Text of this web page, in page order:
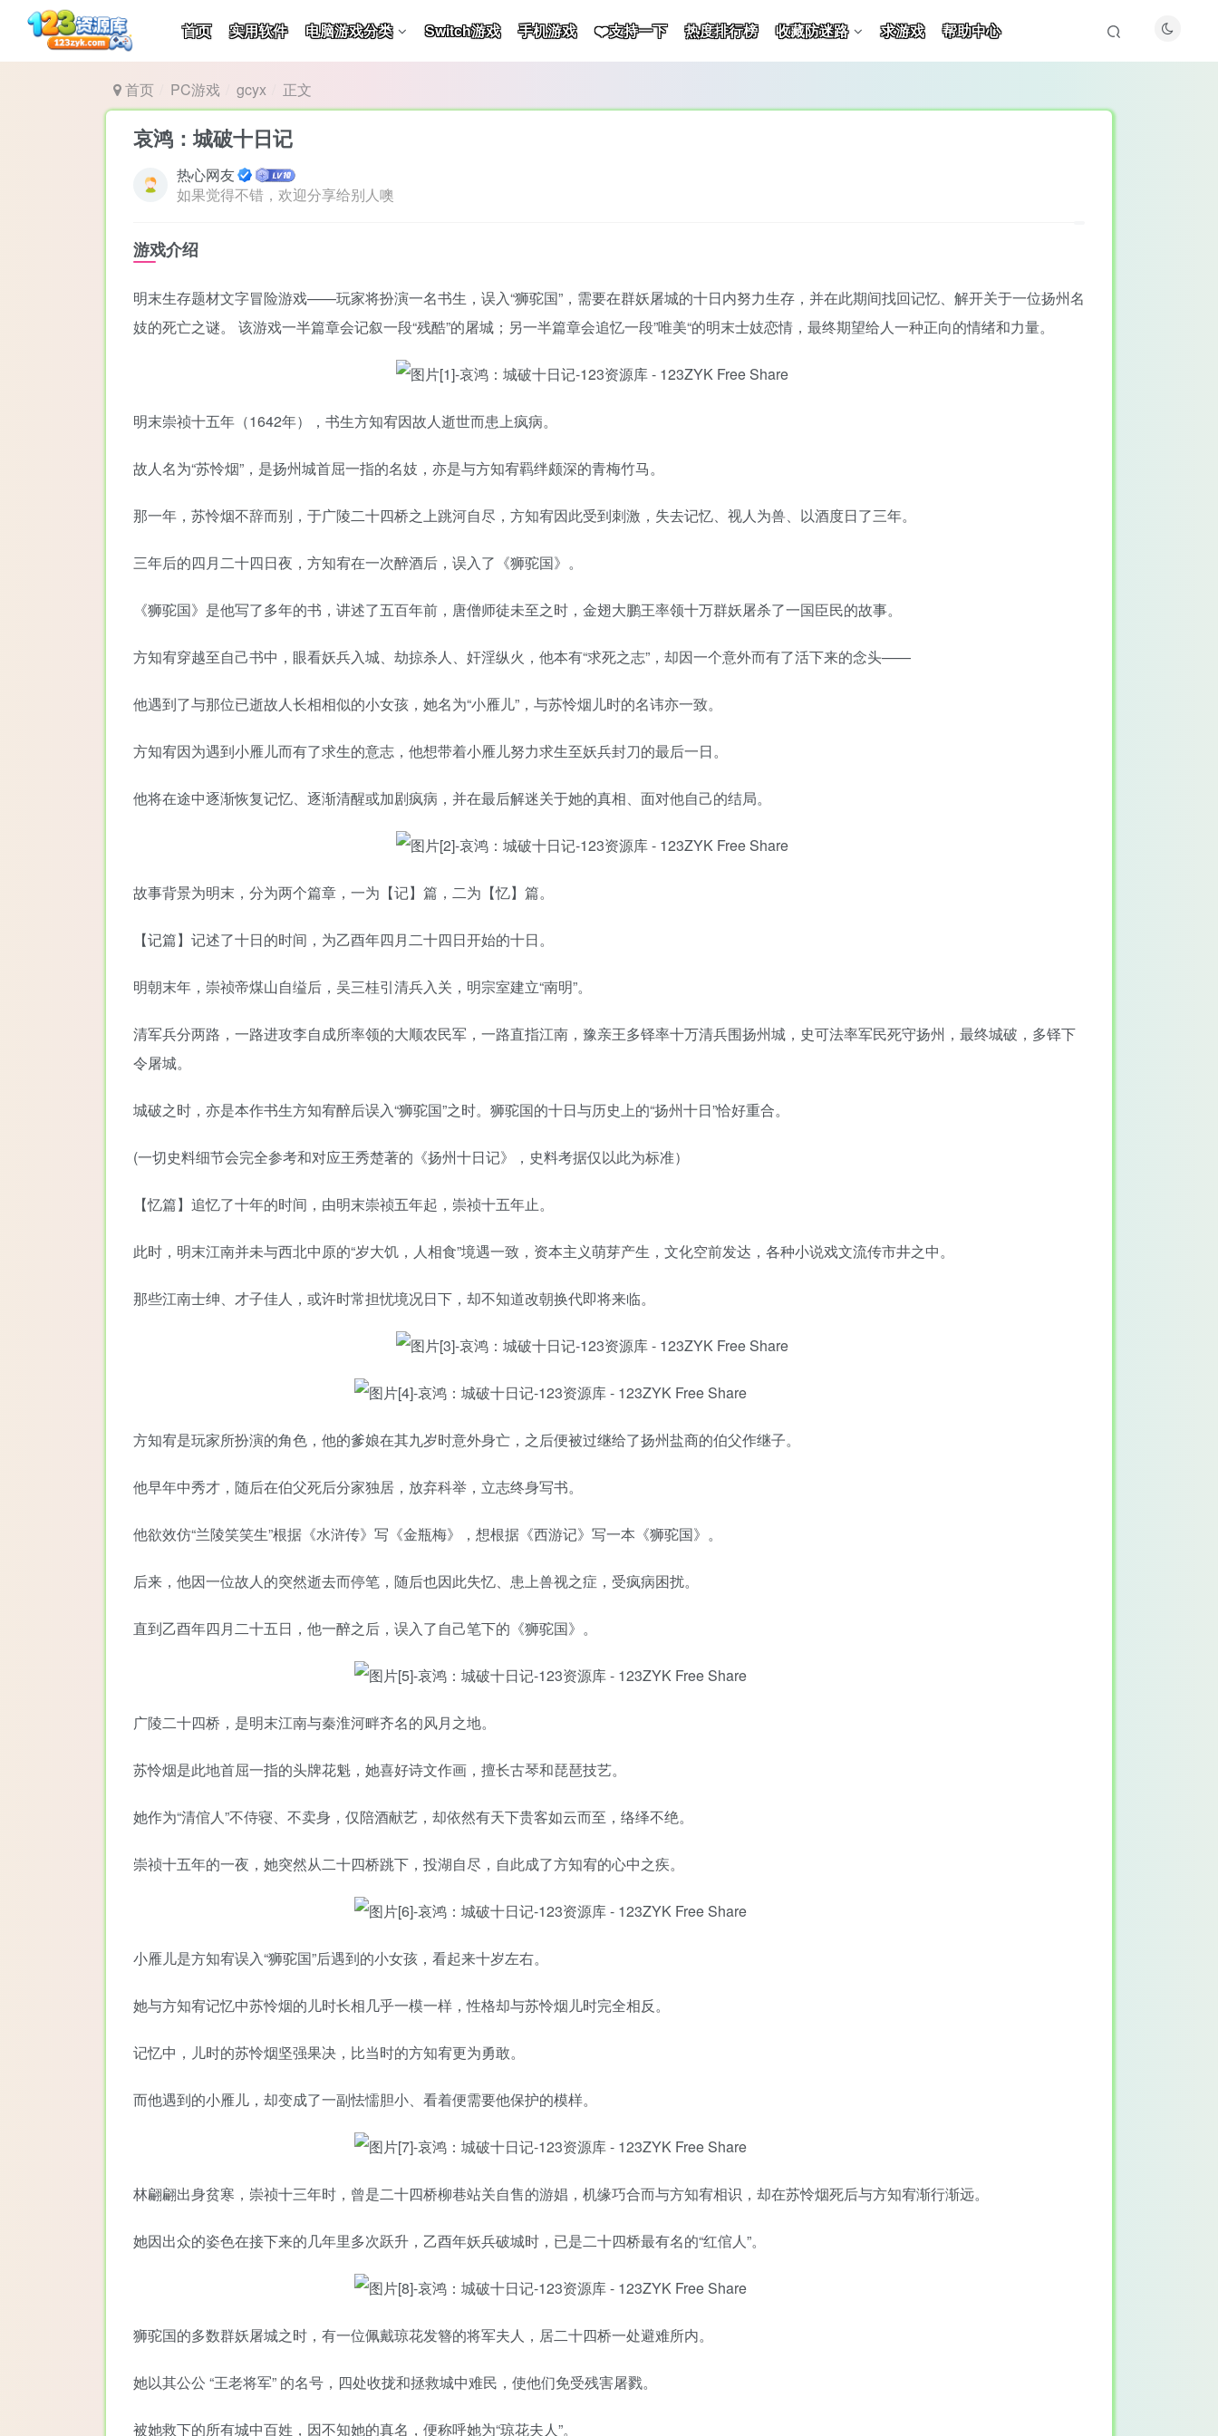
首页 实用软件 电脑游戏分类 Switch游戏 手机游戏 ❤️支持一下 热度排行榜 收藏防迷路 求游戏 帮助中心
首页 PC游戏 gcyx 正文
哀鸿：城破十日记
热心网友
如果觉得不错，欢迎分享给别人噢
游戏介绍
明末生存题材文字冒险游戏——玩家将扮演一名书生，误入“狮驼国”，需要在群妖屠城的十日内努力生存，并在此期间找回记忆、解开关于一位扬州名
妓的死亡之谜。 该游戏一半篇章会记叙一段“残酷”的屠城；另一半篇章会追忆一段”唯美“的明末士妓恋情，最终期望给人一种正向的情绪和力量。
明末崇祯十五年（1642年），书生方知宥因故人逝世而患上疯病。
故人名为“苏怜烟”，是扬州城首屈一指的名妓，亦是与方知宥羁绊颇深的青梅竹马。
那一年，苏怜烟不辞而别，于广陵二十四桥之上跳河自尽，方知宥因此受到刺激，失去记忆、视人为兽、以酒度日了三年。
三年后的四月二十四日夜，方知宥在一次醉酒后，误入了《狮驼国》。
《狮驼国》是他写了多年的书，讲述了五百年前，唐僧师徒未至之时，金翅大鹏王率领十万群妖屠杀了一国臣民的故事。
方知宥穿越至自己书中，眼看妖兵入城、劫掠杀人、奸淫纵火，他本有“求死之志”，却因一个意外而有了活下来的念头——
他遇到了与那位已逝故人长相相似的小女孩，她名为“小雁儿”，与苏怜烟儿时的名讳亦一致。
方知宥因为遇到小雁儿而有了求生的意志，他想带着小雁儿努力求生至妖兵封刀的最后一日。
他将在途中逐渐恢复记忆、逐渐清醒或加剧疯病，并在最后解迷关于她的真相、面对他自己的结局。
故事背景为明末，分为两个篇章，一为【记】篇，二为【忆】篇。
【记篇】记述了十日的时间，为乙酉年四月二十四日开始的十日。
明朝末年，崇祯帝煤山自缢后，吴三桂引清兵入关，明宗室建立“南明”。
清军兵分两路，一路进攻李自成所率领的大顺农民军，一路直指江南，豫亲王多铎率十万清兵围扬州城，史可法率军民死守扬州，最终城破，多铎下
令屠城。
城破之时，亦是本作书生方知宥醉后误入“狮驼国”之时。狮驼国的十日与历史上的“扬州十日”恰好重合。
(一切史料细节会完全参考和对应王秀楚著的《扬州十日记》，史料考据仅以此为标准）
【忆篇】追忆了十年的时间，由明末崇祯五年起，崇祯十五年止。
此时，明末江南并未与西北中原的“岁大饥，人相食”境遇一致，资本主义萌芽产生，文化空前发达，各种小说戏文流传市井之中。
那些江南士绅、才子佳人，或许时常担忧境况日下，却不知道改朝换代即将来临。
方知宥是玩家所扮演的角色，他的爹娘在其九岁时意外身亡，之后便被过继给了扬州盐商的伯父作继子。
他早年中秀才，随后在伯父死后分家独居，放弃科举，立志终身写书。
他欲效仿“兰陵笑笑生”根据《水浒传》写《金瓶梅》，想根据《西游记》写一本《狮驼国》。
后来，他因一位故人的突然逝去而停笔，随后也因此失忆、患上兽视之症，受疯病困扰。
直到乙酉年四月二十五日，他一醉之后，误入了自己笔下的《狮驼国》。
广陵二十四桥，是明末江南与秦淮河畔齐名的风月之地。
苏怜烟是此地首屈一指的头牌花魁，她喜好诗文作画，擅长古琴和琵琶技艺。
她作为“清倌人”不侍寝、不卖身，仅陪酒献艺，却依然有天下贵客如云而至，络绎不绝。
崇祯十五年的一夜，她突然从二十四桥跳下，投湖自尽，自此成了方知宥的心中之疾。
小雁儿是方知宥误入“狮驼国”后遇到的小女孩，看起来十岁左右。
她与方知宥记忆中苏怜烟的儿时长相几乎一模一样，性格却与苏怜烟儿时完全相反。
记忆中，儿时的苏怜烟坚强果决，比当时的方知宥更为勇敢。
而他遇到的小雁儿，却变成了一副怯懦胆小、看着便需要他保护的模样。
林翩翩出身贫寒，崇祯十三年时，曾是二十四桥柳巷站关自售的游娼，机缘巧合而与方知宥相识，却在苏怜烟死后与方知宥渐行渐远。
她因出众的姿色在接下来的几年里多次跃升，乙酉年妖兵破城时，已是二十四桥最有名的“红倌人”。
狮驼国的多数群妖屠城之时，有一位佩戴琼花发簪的将军夫人，居二十四桥一处避难所内。
她以其公公 “王老将军” 的名号，四处收拢和拯救城中难民，使他们免受残害屠戮。
被她救下的所有城中百姓，因不知她的真名，便称呼她为“琼花夫人”。